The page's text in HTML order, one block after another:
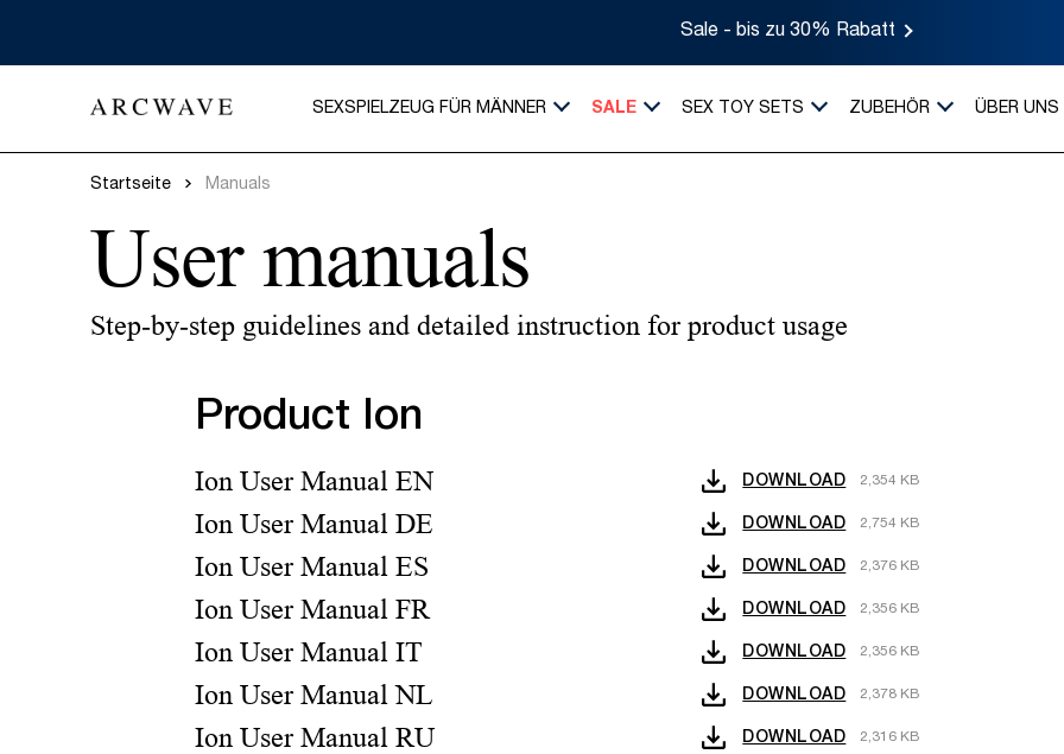
Sale - bis zu 30% Rabatt
SEXSPIELZEUG FÜR MÄNNER SALE SEX TOY SETS ZUBEHÖR ÜBER UNS
Startseite Manuals
User manuals
Step-by-step guidelines and detailed instruction for product usage
Product Ion
Ion User Manual EN DOWNLOAD 2,354 KB
Ion User Manual DE DOWNLOAD 2,754 KB
Ion User Manual ES DOWNLOAD 2,376 KB
Ion User Manual FR DOWNLOAD 2,356 KB
Ion User Manual IT DOWNLOAD 2,356 KB
Ion User Manual NL DOWNLOAD 2,378 KB
Ion User Manual RU DOWNLOAD 2,316 KB